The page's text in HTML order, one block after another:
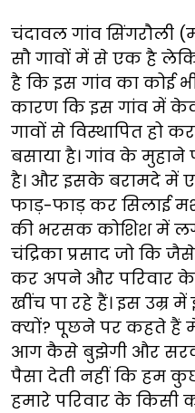
चंदावल गांव सिंगरौली
सौ गावों में से एक है
है कि इस गांव का कोई
कारण कि इस गांव में
गावों से विस्थापित हो
बसाया है। गांव के मुहाने
है। और इसके बरामदे में
फाड़-फाड़ कर सिलाई
की भरसक कोशिश में
चंद्रिका प्रसाद जो कि
कर अपने और परिवार
खींच पा रहे हैं। इस उम्र
क्यों? पूछने पर कहते हैं
आग कैसे बुझेगी और
पैसा देती नहीं कि हम
हमारे परिवार के किसी